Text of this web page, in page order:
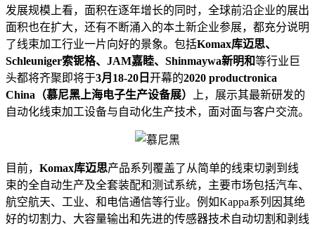
发展规模上看，面积在逐年增长的同时，全球前沿企业的展出
面积也在扩大，还有不断涌入的本土新企业参展，都充分说明
了线束加工行业一片向好的景象。包括Komax库迈思、
Schleuniger索铌格、JAM嘉睦、Shinmaywa新明和等行业巨
头都将齐聚即将于3月18-20日 开幕的2020 productronica
China（慕尼黑上海电子生产设备展）
上，展示其最新研发的
自动化线束加工设备与自动化生产技术，面对面与客户交流。
目前， Komax库迈思产品系列覆盖了从简单的线束切剥到线
束的全自动生产及全套装配和测试系统，主要市场包括汽车、
航空航天、工业、和电信通信等行业。例如Kappa系列因其绝
好的切割力、大容量输出和先进的传感器技术自动切割和剥线